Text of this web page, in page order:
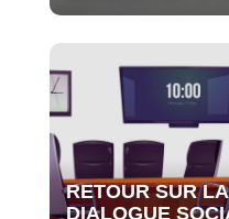
RETOUR SUR
DIALOGUE